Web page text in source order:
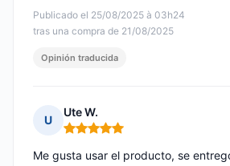
Publicado el 25/08/2025 à 03h24
tras una compra de 21/08/2025
Opinión traducida
U
Ute W.
Nota: 5 de 5
Me gusta usar el producto, se